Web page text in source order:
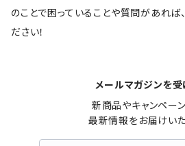
のことで困っていることや質問があれば
ださい！
メールマガジンを受
新商品やキャンペー
最新情報をお届けいた